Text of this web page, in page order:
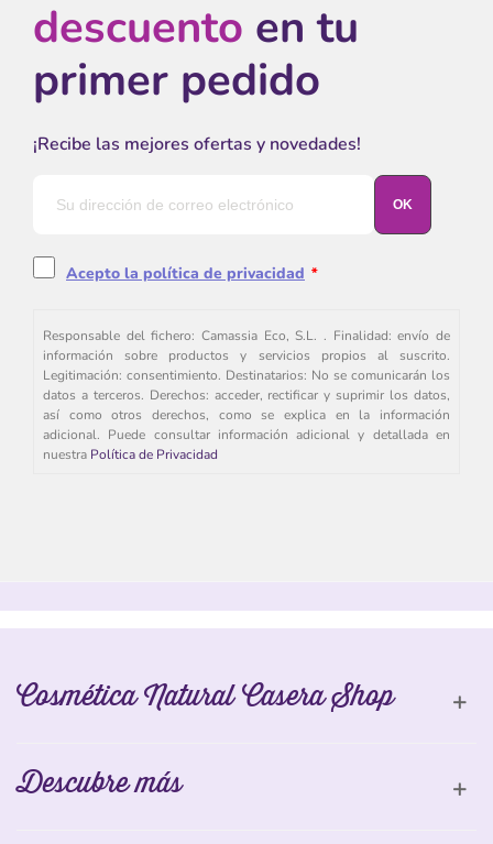
descuento en tu
primer pedido
¡Recibe las mejores ofertas y novedades!
Acepto la política de privacidad *
Responsable del fichero: Camassia Eco, S.L. . Finalidad: envío de
información sobre productos y servicios propios al suscrito.
Legitimación: consentimiento. Destinatarios: No se comunicarán los
datos a terceros. Derechos: acceder, rectificar y suprimir los datos,
así como otros derechos, como se explica en la información
adicional. Puede consultar información adicional y detallada en
nuestra Política de Privacidad
Cosmética Natural Casera Shop
Descubre más